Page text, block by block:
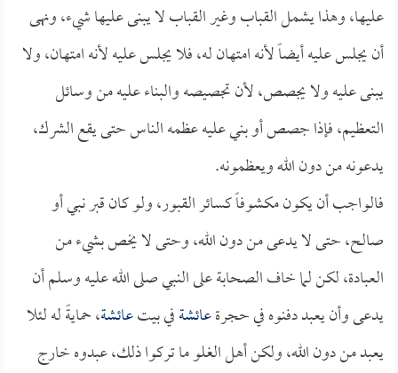
عليها، وهذا يشمل القباب وغير القباب لا يبنى عليها شيء، ونهى
أن يجلس عليه أيضاً لأنه امتهان له، فلا يجلس عليه لأنه امتهان، ولا
يبنى عليه ولا يجصص، لأن تجصيصه والبناء عليه من وسائل
التعظيم، فإذا جصص أو بني عليه عظمه الناس حتى يقع الشرك،
يدعونه من دون الله ويعظمونه.
فالواجب أن يكون مكشوفاً كسائر القبور، ولو كان قبر نبي أو
صالح، حتى لا يدعى من دون الله، وحتى لا يخص بشيء من
العبادة، لكن لما خاف الصحابة على النبي صلى الله عليه وسلم أن
يدعى وأن يعبد دفنوه في حجرةعائشةفي بيتعائشة، حمايةً له لئلا
يعبد من دون الله، ولكن أهل الغلو ما تركوا ذلك، عبدوه خارج